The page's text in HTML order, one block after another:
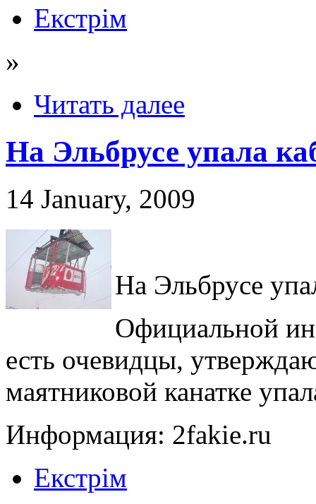
Екстрім
»
Читать далее
На Эльбрусе упала
14 January, 2009
На Эльбрусе
Официальной
есть очевидцы,
маятниковой канатке
Информация: 2fakie.ru
Екстрім